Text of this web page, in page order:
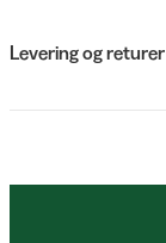
Levering og returer